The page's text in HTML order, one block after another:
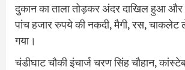
दुकान का ताला तोड़कर अंदर दाखिल हुआ और
पांच हजार रुपये की नकदी, मैगी, रस, चाकलेट
गया।
चंडीघाट चौकी इंचार्ज चरण सिंह चौहान,